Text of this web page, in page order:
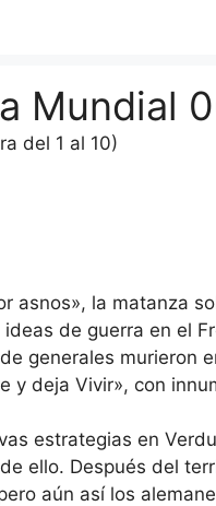
Mundial
del 1 al 10)
asnos», la matanza
de guerra en el
generales murieron
y deja Vivir», con
estrategias en
ello. Después del
aún así los